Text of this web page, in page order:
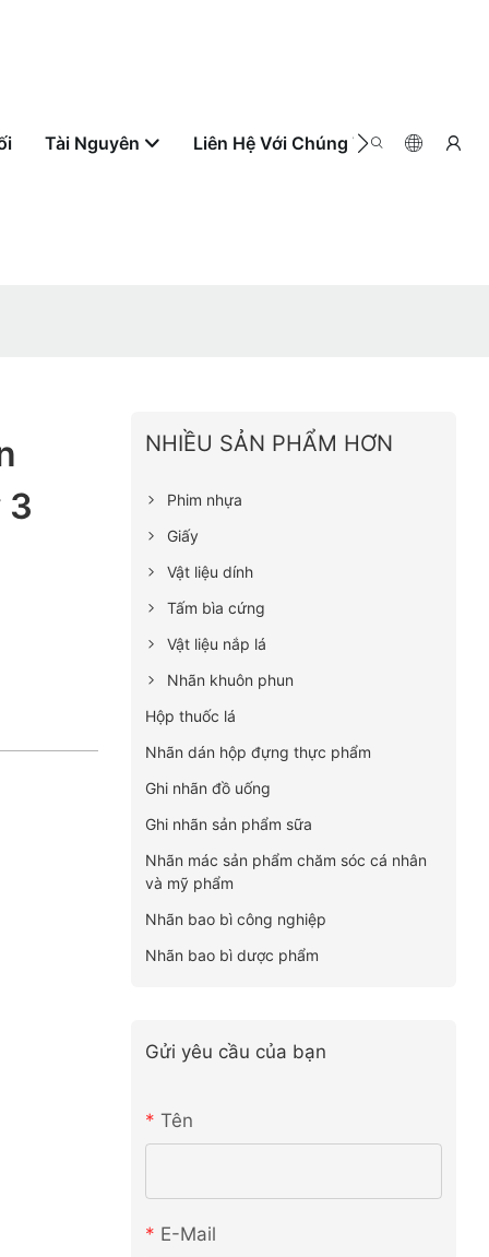
Tài Nguyên Liên Hệ Với Chúng Tôi Theo
3
NHIỀU SẢN PHẨM HƠN
Phim nhựa
Giấy
Vật liệu dính
Tấm bìa cứng
Vật liệu nắp lá
Nhãn khuôn phun
Hộp thuốc lá
Nhãn dán hộp đựng thực phẩm
Ghi nhãn đồ uống
Ghi nhãn sản phẩm sữa
Nhãn mác sản phẩm chăm sóc cá nhân
và mỹ phẩm
Nhãn bao bì công nghiệp
Nhãn bao bì dược phẩm
Gửi yêu cầu của bạn
Tên
E-Mail